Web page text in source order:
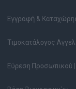
Εγγραφή &
Τιμοκατάλογος
Εύρεση Προσωπικού